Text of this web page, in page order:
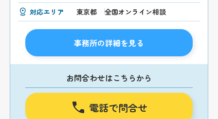
対応エリア 東京都 全国オンライン相談
事務所の詳細を見る
お問合わせはこちらから
電話で問合せ